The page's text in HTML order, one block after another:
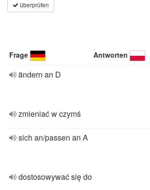
überprüfen
Frage Antworten
ändern an D
zmieniać w czymś
sich an/passen an A
dostosowywać się do